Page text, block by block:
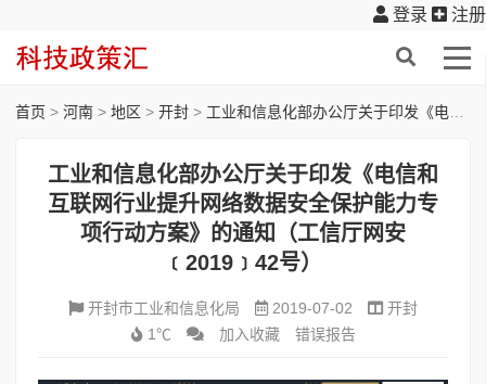
登录 注册
首页 > 河南 > 地区 > 开封 > 工业和信息化部办公厅关于印发《电信和互联网行业提升网络数据安全保护能力专项行动方案》的通知（工信厅网安﹝2019﹞42号）
工业和信息化部办公厅关于印发《电信和
互联网行业提升网络数据安全保护能力专
项行动方案》的通知（工信厅网安
﹝2019﹞42号）
开封市工业和信息化局 2019-07-02
开封
1℃
加入收藏 错误报告